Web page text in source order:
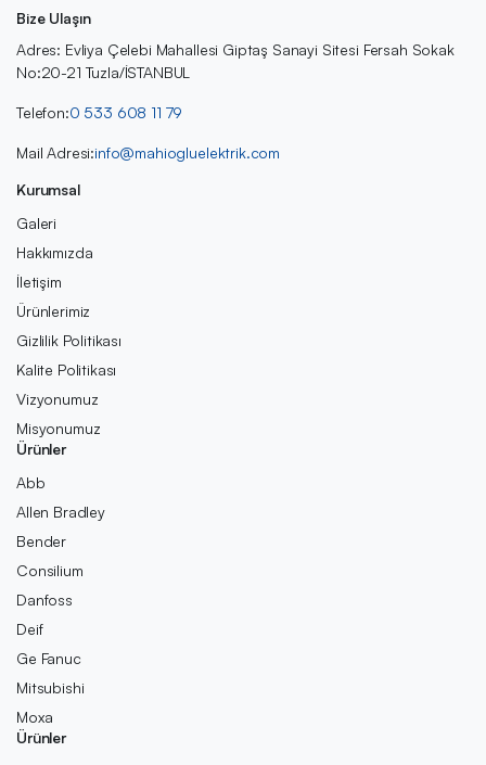
Bize Ulaşın
Adres: Evliya Çelebi Mahallesi Giptaş Sanayi Sitesi Fersah Sokak
No:20-21 Tuzla/İSTANBUL
Telefon:0 533 608 11 79
Mail Adresi:info@mahiogluelektrik.com
Kurumsal
Galeri
Hakkımızda
İletişim
Ürünlerimiz
Gizlilik Politikası
Kalite Politikası
Vizyonumuz
Misyonumuz
Ürünler
Abb
Allen Bradley
Bender
Consilium
Danfoss
Deif
Ge Fanuc
Mitsubishi
Moxa
Ürünler